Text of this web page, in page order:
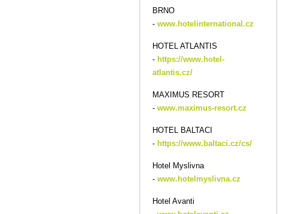
BRNO
- www.hotelinternational.cz
HOTEL ATLANTIS
- https://www.hotel-
atlantis.cz/
MAXIMUS RESORT
- www.maximus-resort.cz
HOTEL BALTACI
- https://www.baltaci.cz/cs/
Hotel Myslivna
- www.hotelmyslivna.cz
Hotel Avanti